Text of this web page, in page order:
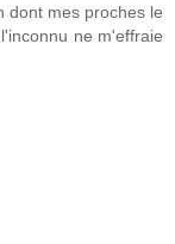
dont mes proches le
ne m'effraie